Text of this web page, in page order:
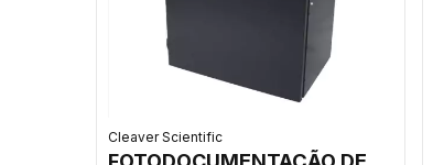
Cleaver Scientific